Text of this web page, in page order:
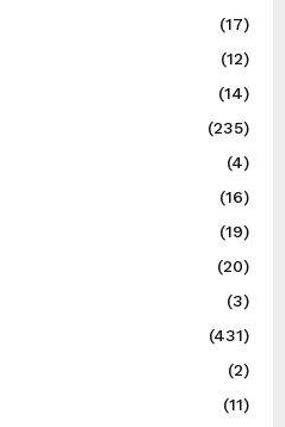
(17)
(12)
(14)
(235)
(4)
(16)
(19)
(20)
(3)
(431)
(2)
(11)